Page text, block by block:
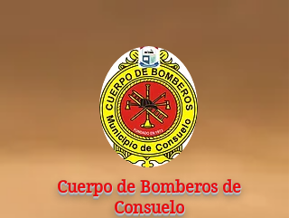
Cuerpo de Bomberos de
Consuelo